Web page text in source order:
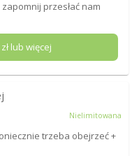
przesłać nam
zł lub więcej
Nielimitowana
trzeba obejrzeć +